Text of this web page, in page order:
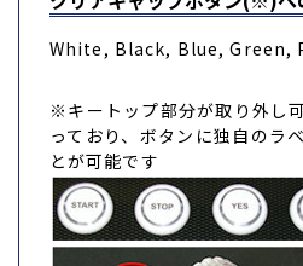
White, Black, Blue, Green,
※キートップ部分が取り外し
っており、ボタンに独自のラ
とが可能です